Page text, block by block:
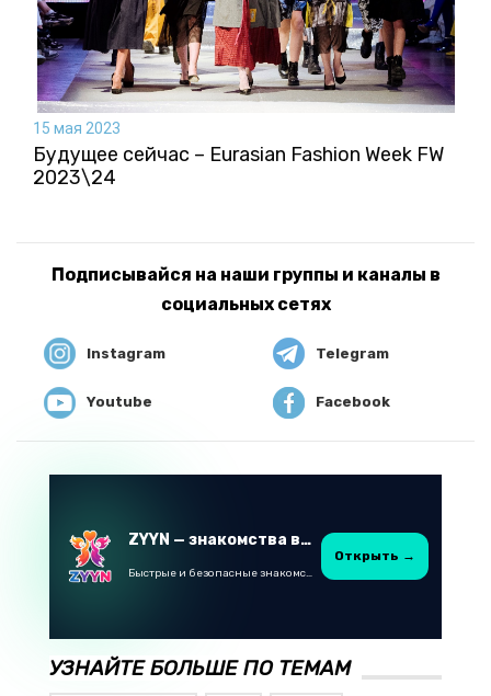
15 мая 2023
Будущее сейчас – Eurasian Fashion Week FW
2023\24
Подписывайся на наши группы и каналы в
социальных сетях
Instagram Telegram
Youtube Facebook
ZYYN — знакомства в Казахстане
Быстрые и безопасные знакомства в Telegram
Открыть →
УЗНАЙТЕ БОЛЬШЕ ПО ТЕМАМ